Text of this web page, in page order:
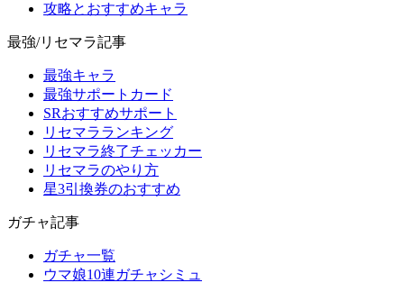
攻略とおすすめキャラ
最強/リセマラ記事
最強キャラ
最強サポートカード
SRおすすめサポート
リセマラランキング
リセマラ終了チェッカー
リセマラのやり方
星3引換券のおすすめ
ガチャ記事
ガチャ一覧
ウマ娘10連ガチャシミュ